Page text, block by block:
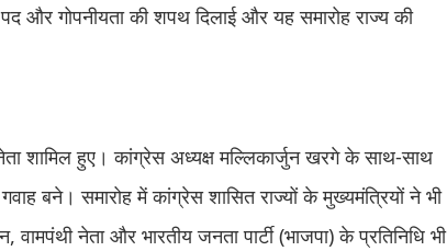
और गोपनीयता की शपथ दिलाई और यह समारोह राज्य की
शामिल हुए। कांग्रेस अध्यक्ष मल्लिकार्जुन खरगे के साथ-साथ
बने। समारोह में कांग्रेस शासित राज्यों के मुख्यमंत्रियों ने भी
नेता और भारतीय जनता पार्टी (भाजपा) के प्रतिनिधि भी